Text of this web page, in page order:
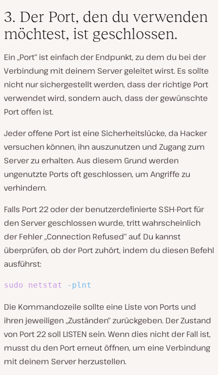
3. Der Port, den du verwenden
möchtest, ist geschlossen.
Ein „Port“ ist einfach der Endpunkt, zu dem du bei der
Verbindung mit deinem Server geleitet wirst. Es sollte
nicht nur sichergestellt werden, dass der richtige Port
verwendet wird, sondern auch, dass der gewünschte
Port offen ist.
Jeder offene Port ist eine Sicherheitslücke, da Hacker
versuchen können, ihn auszunutzen und Zugang zum
Server zu erhalten. Aus diesem Grund werden
ungenutzte Ports oft geschlossen, um Angriffe zu
verhindern.
Falls Port 22 oder der benutzerdefinierte SSH-Port für
den Server geschlossen wurde, tritt wahrscheinlich
der Fehler „Connection Refused“ auf. Du kannst
überprüfen, ob der Port zuhört, indem du diesen Befehl
ausführst:
sudo netstat -plnt
Die Kommandozeile sollte eine Liste von Ports und
ihren jeweiligen „Zuständen“ zurückgeben. Der Zustand
von Port 22 soll LISTEN sein. Wenn dies nicht der Fall ist,
musst du den Port erneut öffnen, um eine Verbindung
mit deinem Server herzustellen.